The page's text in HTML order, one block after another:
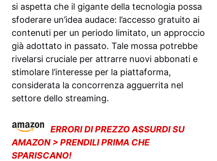
si aspetta che il gigante della tecnologia possa
sfoderare un’idea audace: l’accesso gratuito ai
contenuti per un periodo limitato, un approccio
già adottato in passato. Tale mossa potrebbe
rivelarsi cruciale per attrarre nuovi abbonati e
stimolare l’interesse per la piattaforma,
considerata la concorrenza agguerrita nel
settore dello streaming.
ERRORI DI PREZZO ASSURDI SU
AMAZON > PRENDILI PRIMA CHE
SPARISCANO!